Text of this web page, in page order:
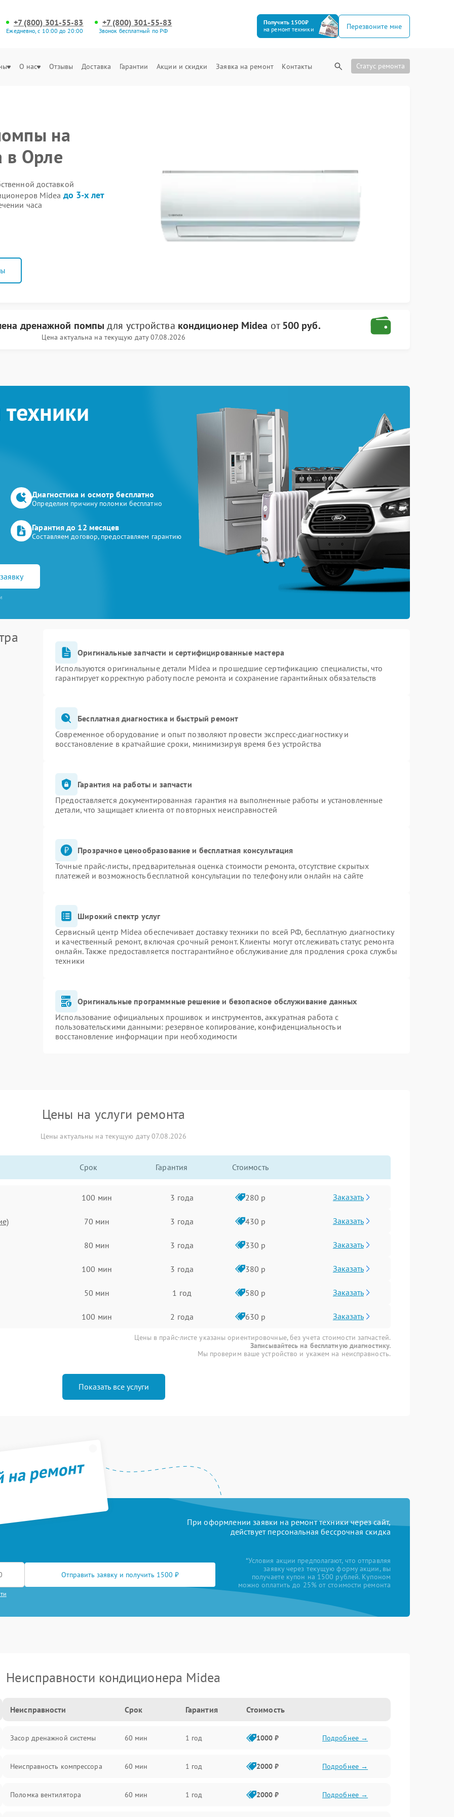
+7 (800) 301-55-83
Ежедневно, с 10:00 до 20:00
+7 (800) 301-55-83
Звонок бесплатный по РФ
Получить 1500₽
на ремонт техники
Перезвоните мне
О нас Отзывы Доставка Гарантии Акции и скидки Заявка на ремонт Контакты Статус ремонта
на
в Орле
доставкой
Midea до 3-х лет
часа
дренажной помпы для устройства кондиционер Midea от500 руб.
Цена актуальна на текущую дату 07.08.2026
Диагностика и осмотр бесплатно
Определим причину поломки бесплатно
Гарантия до 12 месяцев
Составляем договор, предоставляем гарантию
Оригинальные запчасти и сертифицированные мастера
Используются оригинальные детали Midea и прошедшие сертификацию специалисты, что
гарантирует корректную работу после ремонта и сохранение гарантийных обязательств
Бесплатная диагностика и быстрый ремонт
Современное оборудование и опыт позволяют провести экспресс-диагностику и
восстановление в кратчайшие сроки, минимизируя время без устройства
Гарантия на работы и запчасти
Предоставляется документированная гарантия на выполненные работы и установленные
детали, что защищает клиента от повторных неисправностей
Прозрачное ценообразование и бесплатная консультация
Точные прайс-листы, предварительная оценка стоимости ремонта, отсутствие скрытых
платежей и возможность бесплатной консультации по телефону или онлайн на сайте
Широкий спектр услуг
Сервисный центр Midea обеспечивает доставку техники по всей РФ, бесплатную диагностику
и качественный ремонт, включая срочный ремонт. Клиенты могут отслеживать статус ремонта
онлайн. Также предоставляется постгарантийное обслуживание для продления срока службы
техники
Оригинальные программные решение и безопасное обслуживание данных
Использование официальных прошивок и инструментов, аккуратная работа с
пользовательскими данными: резервное копирование, конфиденциальность и
восстановление информации при необходимости
Цены на услуги ремонта
Цены актуальны на текущую дату 07.08.2026
Срок Гарантия Стоимость
100 мин 3 года 280 р Заказать
70 мин 3 года 430 р Заказать
80 мин 3 года 330 р Заказать
100 мин 3 года 380 р Заказать
50 мин 1 год 580 р Заказать
100 мин 2 года 630 р Заказать
Цены в прайс-листе указаны ориентировочные, без учета стоимости запчастей.
Записывайтесь на бесплатную диагностику.
Мы проверим ваше устройство и укажем на неисправность.
Показать все услуги
ремонт
При оформлении заявки на ремонт техники через сайт,
действует персональная бессрочная скидка
Отправить заявку и получить 1500 ₽
*Условия акции предполагают, что отправляя
заявку через текущую форму акции, вы
получаете купон на 1500 рублей. Купоном
можно оплатить до 25% от стоимости ремонта
Неисправности кондиционера Midea
Неисправности Срок Гарантия Стоимость
Засор дренажной системы 60 мин 1 год 1000 ₽ Подробнее →
Неисправность компрессора 60 мин 1 год 2000 ₽ Подробнее →
Поломка вентилятора 60 мин 1 год 2000 ₽ Подробнее →